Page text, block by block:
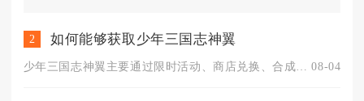
2 如何能够获取少年三国志神翼
少年三国志神翼主要通过限时活动、商店兑换、合成打造及充值福利... 08-04